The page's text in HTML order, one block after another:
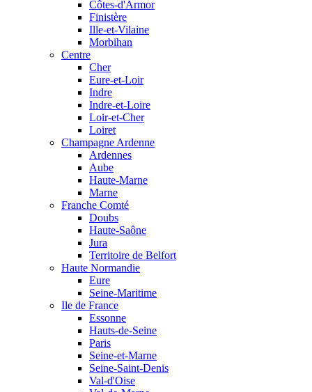
Côtes-d'Armor
Finistère
Ille-et-Vilaine
Morbihan
Centre
Cher
Eure-et-Loir
Indre
Indre-et-Loire
Loir-et-Cher
Loiret
Champagne Ardenne
Ardennes
Aube
Haute-Marne
Marne
Franche Comté
Doubs
Haute-Saône
Jura
Territoire de Belfort
Haute Normandie
Eure
Seine-Maritime
Ile de France
Essonne
Hauts-de-Seine
Paris
Seine-et-Marne
Seine-Saint-Denis
Val-d'Oise